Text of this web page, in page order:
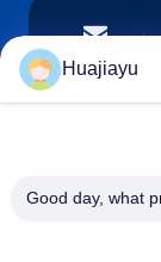
電子メール
電話
Huajiayu
Good day, what